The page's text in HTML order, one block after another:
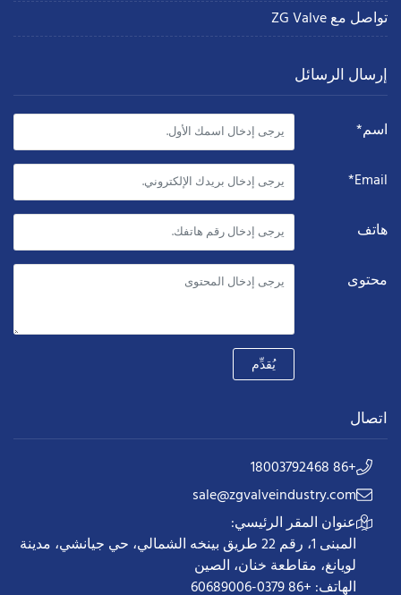
تواصل مع ZG Valve
إرسال الرسائل
اسم*
Email*
هاتف
محتوى
يُقدِّم
اتصال
+86 18003792468
sale@zgvalveindustry.com
عنوان المقر الرئيسي:
المبنى 1، رقم 22 طريق بينخه الشمالي، حي جيانشي، مدينة
لويانغ، مقاطعة خنان، الصين
الهاتف: +86 0379-60689006